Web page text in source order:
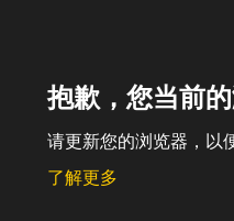
抱歉，您当前
请更新您的浏览器，以
了解更多